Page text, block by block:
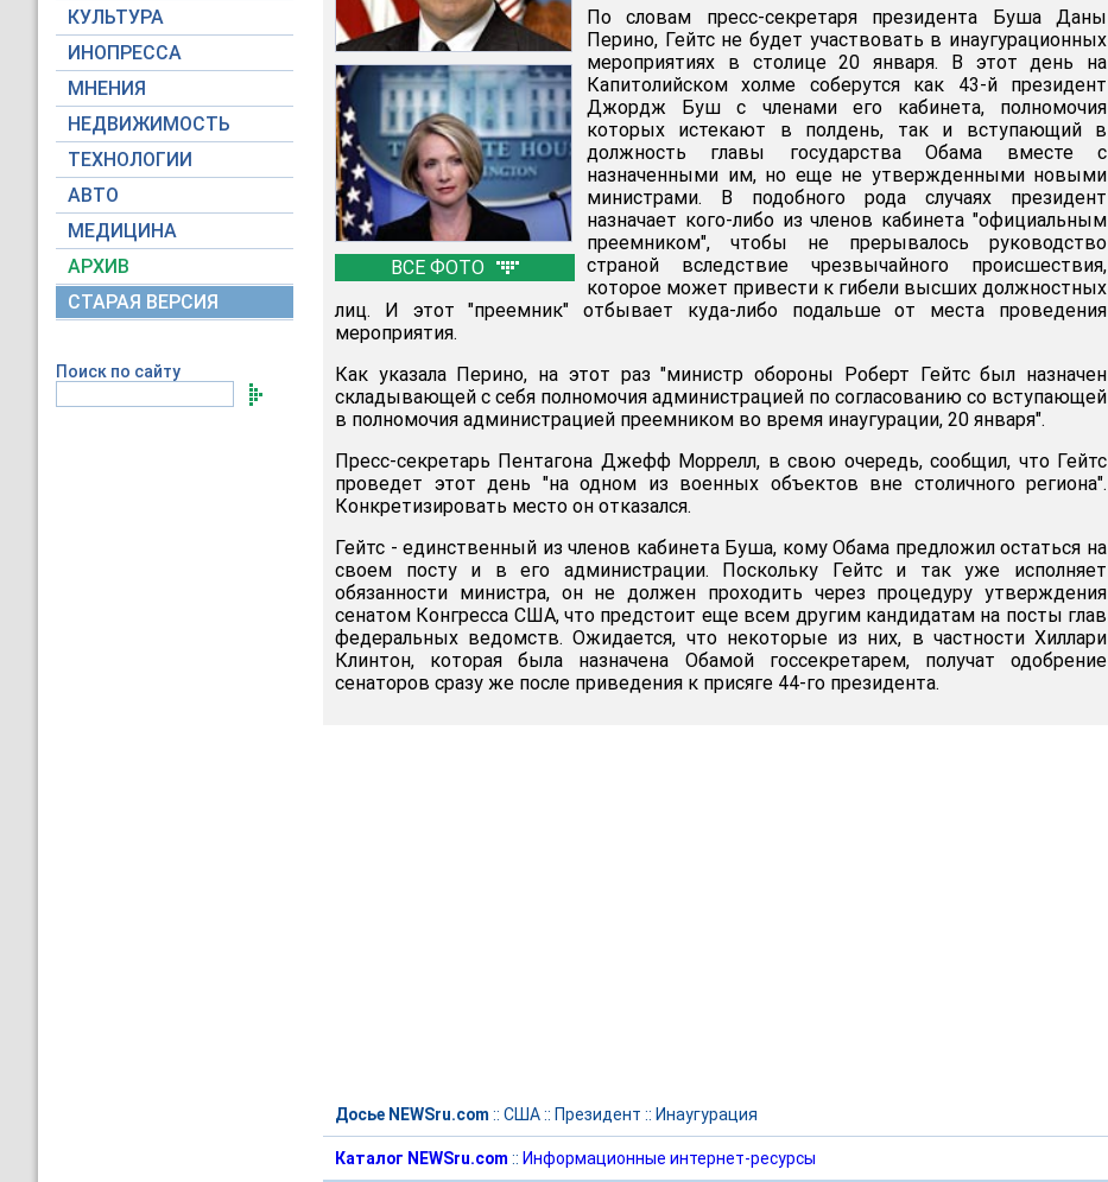
КУЛЬТУРА
ИНОПРЕССА
МНЕНИЯ
НЕДВИЖИМОСТЬ
ТЕХНОЛОГИИ
АВТО
МЕДИЦИНА
АРХИВ
СТАРАЯ ВЕРСИЯ
Поиск по сайту
ВСЕ ФОТО
По словам пресс-секретаря президента Буша Даны
Перино, Гейтс не будет участвовать в инаугурационных
мероприятиях в столице 20 января. В этот день на
Капитолийском холме соберутся как 43-й президент
Джордж Буш с членами его кабинета, полномочия
которых истекают в полдень, так и вступающий в
должность главы государства Обама вместе с
назначенными им, но еще не утвержденными новыми
министрами. В подобного рода случаях президент
назначает кого-либо из членов кабинета "официальным
преемником", чтобы не прерывалось руководство
страной вследствие чрезвычайного происшествия,
которое может привести к гибели высших должностных
лиц. И этот "преемник" отбывает куда-либо подальше от места проведения
мероприятия.
Как указала Перино, на этот раз "министр обороны Роберт Гейтс был назначен
складывающей с себя полномочия администрацией по согласованию со вступающей
в полномочия администрацией преемником во время инаугурации, 20 января".
Пресс-секретарь Пентагона Джефф Моррелл, в свою очередь, сообщил, что Гейтс
проведет этот день "на одном из военных объектов вне столичного региона".
Конкретизировать место он отказался.
Гейтс - единственный из членов кабинета Буша, кому Обама предложил остаться на
своем посту и в его администрации. Поскольку Гейтс и так уже исполняет
обязанности министра, он не должен проходить через процедуру утверждения
сенатом Конгресса США, что предстоит еще всем другим кандидатам на посты глав
федеральных ведомств. Ожидается, что некоторые из них, в частности Хиллари
Клинтон, которая была назначена Обамой госсекретарем, получат одобрение
сенаторов сразу же после приведения к присяге 44-го президента.
Досье NEWSru.com :: США:: Президент :: Инаугурация
Каталог NEWSru.com :: Информационные интернет-ресурсы